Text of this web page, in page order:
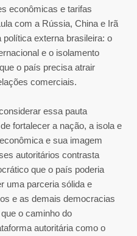
econômicas e tarifas
com a Rússia, China e Irã
externa brasileira: o
e o isolamento
o país precisa atrair
comerciais.
essa pauta
fortalecer a nação, a isola e
e sua imagem
autoritários contrasta
que o país poderia
uma parceria sólida e
e as demais democracias
o caminho do
autoritária como o